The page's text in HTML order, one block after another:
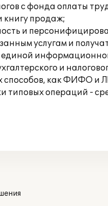
с фонда оплаты
книгу продаж;
и
услугам и
единой
и
как ФИФО и
операций -